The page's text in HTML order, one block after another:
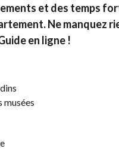
et des temps
Ne manquez
en ligne !
musées